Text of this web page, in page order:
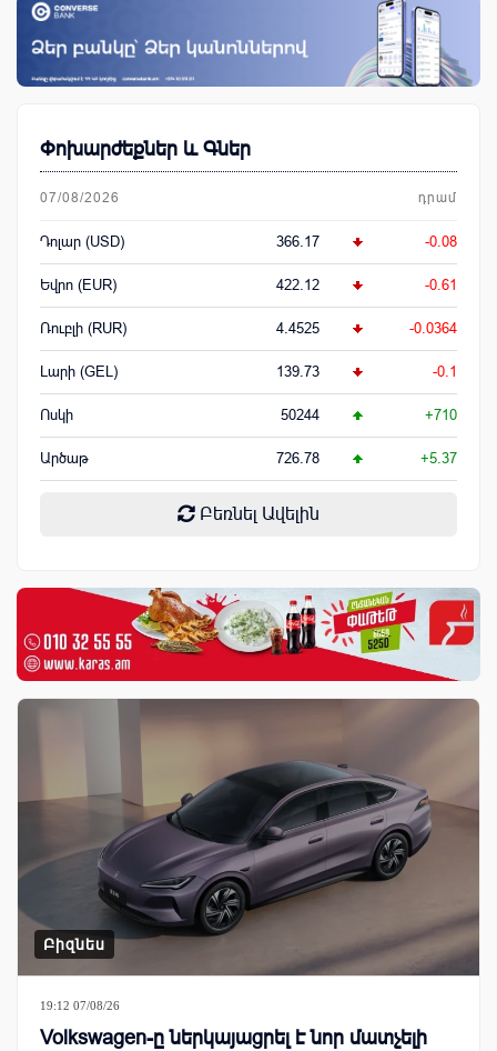
Փոխարժեքներ և Գներ
07/08/2026 դրամ
Դոլար (USD) 366.17 -0.08
Եվրո (EUR) 422.12 -0.61
Ռուբլի (RUR) 4.4525 -0.0364
Լարի (GEL) 139.73 -0.1
Ոսկի 50244 +710
Արծաթ 726.78 +5.37
Բեռնել Ավելին
Բիզնես
19:12 07/08/26
Volkswagen-ը ներկայացրել է նոր մատչելի